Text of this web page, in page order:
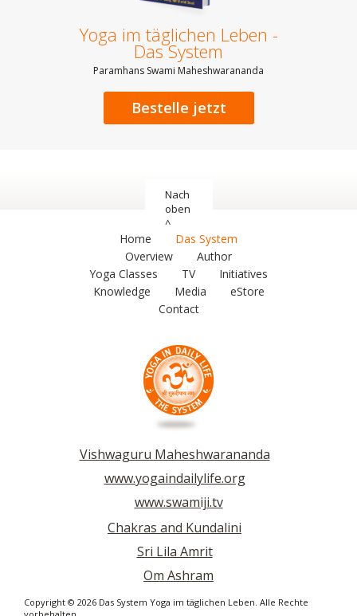
Yoga im täglichen Leben -
Das System
Paramhans Swami Maheshwarananda
Bestelle jetzt
Nach
oben
^
Home
Das System
Overview
Author
Yoga Classes
TV
Initiatives
Knowledge
Media
eStore
Contact
Vishwaguru Maheshwarananda
www.yogaindailylife.org
www.swamiji.tv
Chakras and Kundalini
Sri Lila Amrit
Om Ashram
Copyright © 2026 Das System Yoga im täglichen Leben. Alle Rechte